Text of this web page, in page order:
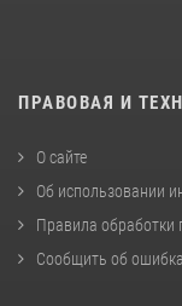
ПРАВОВАЯ И
О сайте
Об использовании
Правила обработки
Сообщить об